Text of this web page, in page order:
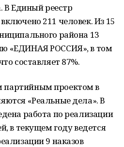
В Единый реестр
211 человек. Из 15
района 13
«ЕДИНАЯ РОССИЯ», в том
составляет 87%.
проектом в
«Реальные дела». В
работа по реализации
в текущем году ведется
9 наказов